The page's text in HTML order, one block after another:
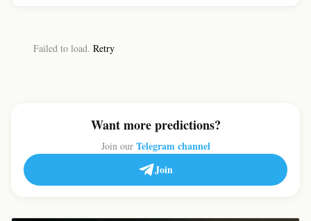
Failed to load. Retry
Want more predictions?
Join our Telegram channel
Join